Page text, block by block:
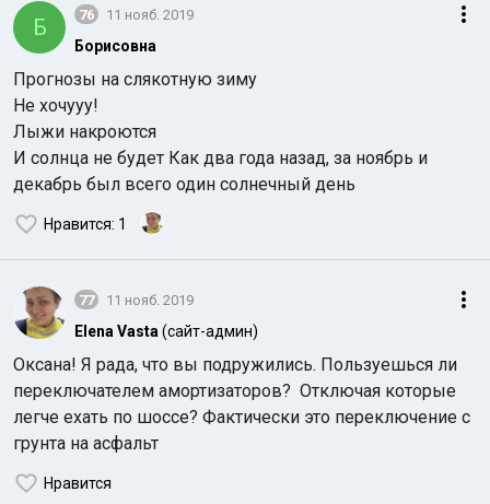
Б 76 11 нояб. 2019
Борисовна
Прогнозы на слякотную зиму
Не хочууу!
Лыжи накроются
И солнца не будет Как два года назад, за ноябрь и
декабрь был всего один солнечный день
Нравится: 1
77 11 нояб. 2019
Elena Vasta (сайт-админ)
Оксана! Я рада, что вы подружились. Пользуешься ли
переключателем амортизаторов? Отключая которые
легче ехать по шоссе? Фактически это переключение с
грунта на асфальт
Нравится